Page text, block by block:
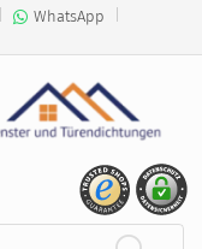
WhatsApp